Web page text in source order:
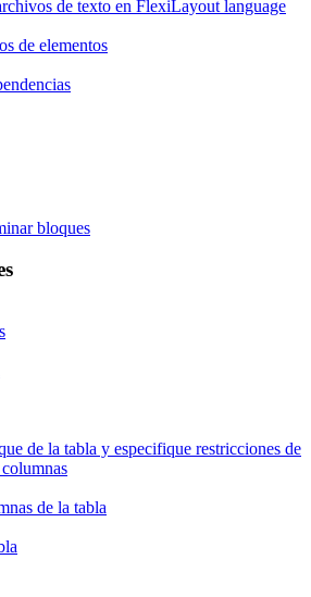
de texto en FlexiLayout language
de elementos
bloques
de la tabla y especifique restricciones de
de la tabla